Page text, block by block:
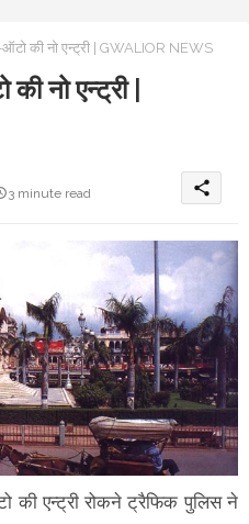
ऑटो की नो एन्ट्री | GWALIOR NEWS
नो एन्ट्री |
3 minute read share
की एन्ट्री रोकने ट्रैफिक पुलिस ने